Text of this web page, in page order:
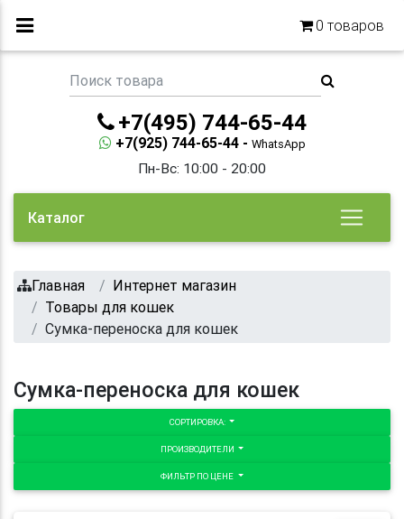
0 товаров
+7(495) 744-65-44
+7(925) 744-65-44 - WhatsApp
Пн-Вс: 10:00 - 20:00
Каталог
Главная
Интернет магазин
Товары для кошек
Сумка-переноска для кошек
Сумка-переноска для кошек
СОРТИРОВКА:
ПРОИЗВОДИТЕЛИ
ФИЛЬТР ПО ЦЕНЕ